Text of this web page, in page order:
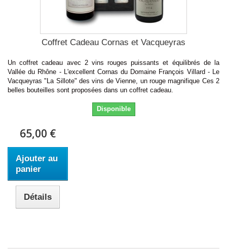
Coffret Cadeau Cornas et Vacqueyras
Un coffret cadeau avec 2 vins rouges puissants et équilibrés de la
Vallée du Rhône - L'excellent Cornas du Domaine François Villard - Le
Vacqueyras "La Sillote" des vins de Vienne, un rouge magnifique Ces 2
belles bouteilles sont proposées dans un coffret cadeau.
Disponible
65,00 €
Ajouter au
panier
Détails